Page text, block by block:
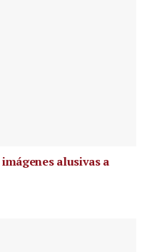
alusivas a